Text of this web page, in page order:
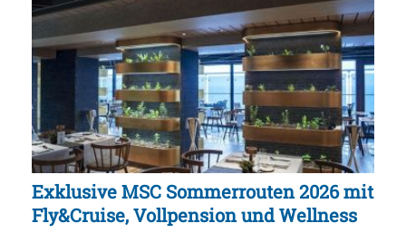
Exklusive MSC Sommerrouten 2026 mit
Fly&Cruise, Vollpension und Wellness